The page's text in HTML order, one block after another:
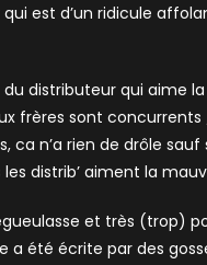
est d’un ridicule
distributeur qui aime
frères sont
n’a rien de drôle
distrib’ aiment la
et très (trop)
a été écrite par des